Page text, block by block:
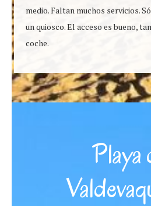
medio. Faltan muchos servicios.
un quiosco. El acceso es bueno,
coche.
Playa